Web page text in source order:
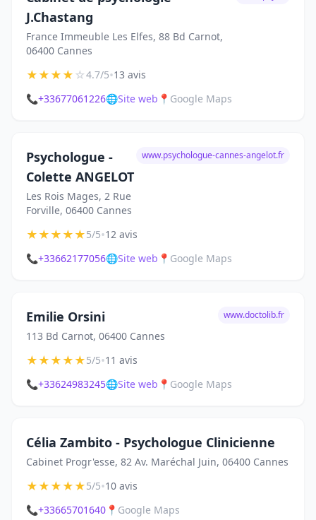
J.Chastang
France Immeuble Les Elfes, 88 Bd Carnot,
06400 Cannes
★★★★☆4.7/5•13 avis
📞+33677061226🌐Site web 📍 Google Maps
Psychologue -
Colette ANGELOT
Les Rois Mages, 2 Rue
Forville, 06400 Cannes
www.psychologue-cannes-angelot.fr
★★★★★5/5•12 avis
📞+33662177056🌐Site web 📍 Google Maps
Emilie Orsini
113 Bd Carnot, 06400 Cannes
www.doctolib.fr
★★★★★5/5•11 avis
📞+33624983245🌐Site web 📍 Google Maps
Célia Zambito - Psychologue Clinicienne
Cabinet Progr'esse, 82 Av. Maréchal Juin, 06400 Cannes
★★★★★5/5•10 avis
📞+33665701640 📍 Google Maps